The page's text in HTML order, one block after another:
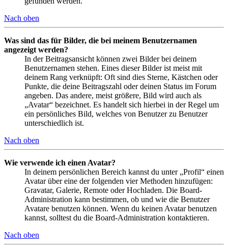
Nach oben
Was sind das für Bilder, die bei meinem Benutzernamen
angezeigt werden?
In der Beitragsansicht können zwei Bilder bei deinem
Benutzernamen stehen. Eines dieser Bilder ist meist mit
deinem Rang verknüpft: Oft sind dies Sterne, Kästchen oder
Punkte, die deine Beitragszahl oder deinen Status im Forum
angeben. Das andere, meist größere, Bild wird auch als
„Avatar“ bezeichnet. Es handelt sich hierbei in der Regel um
ein persönliches Bild, welches von Benutzer zu Benutzer
unterschiedlich ist.
Nach oben
Wie verwende ich einen Avatar?
In deinem persönlichen Bereich kannst du unter „Profil“ einen
Avatar über eine der folgenden vier Methoden hinzufügen:
Gravatar, Galerie, Remote oder Hochladen. Die Board-
Administration kann bestimmen, ob und wie die Benutzer
Avatare benutzen können. Wenn du keinen Avatar benutzen
kannst, solltest du die Board-Administration kontaktieren.
Nach oben